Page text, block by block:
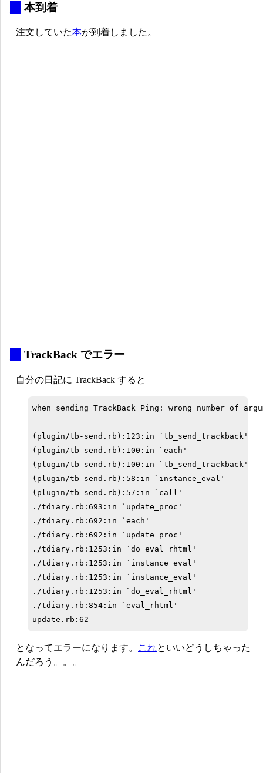
本到着
注文していた本が到着しました。
TrackBack でエラー
自分の日記に TrackBack すると
when sending TrackBack Ping: wrong number of
(plugin/tb-send.rb):123:in `tb_send_trackback'
(plugin/tb-send.rb):100:in `each'
(plugin/tb-send.rb):100:in `tb_send_trackback'
(plugin/tb-send.rb):58:in `instance_eval'
(plugin/tb-send.rb):57:in `call'
./tdiary.rb:693:in `update_proc'
./tdiary.rb:692:in `each'
./tdiary.rb:692:in `update_proc'
./tdiary.rb:1253:in `do_eval_rhtml'
./tdiary.rb:1253:in `instance_eval'
./tdiary.rb:1253:in `instance_eval'
./tdiary.rb:1253:in `do_eval_rhtml'
./tdiary.rb:854:in `eval_rhtml'
となってエラーになります。 これといいどうしちゃった
んだろう。。。